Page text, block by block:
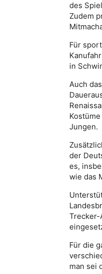
des
Zudem
Für
in
Auch
Jungen.
der
es,
wie das
Trecker-
Für die
man sei